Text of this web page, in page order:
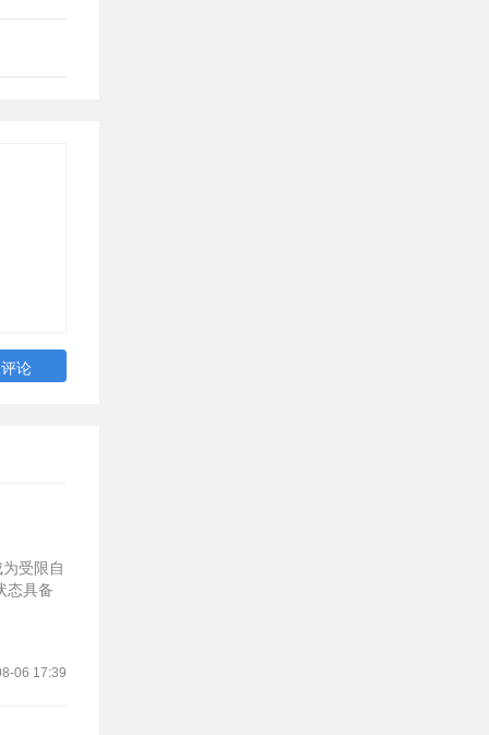
受限自
态具备
06 17:39